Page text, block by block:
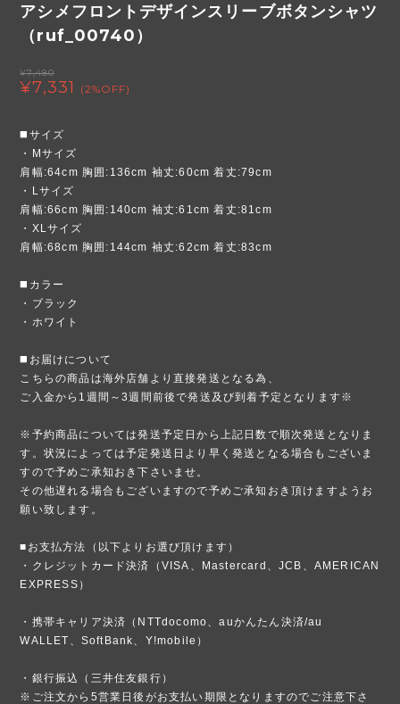
アシメフロントデザインスリーブボタンシャツ
（ruf_00740）
¥7,480
¥7,331 (2%OFF)
◼️サイズ
・Mサイズ
肩幅:64cm 胸囲:136cm 袖丈:60cm 着丈:79cm
・Lサイズ
肩幅:66cm 胸囲:140cm 袖丈:61cm 着丈:81cm
・XLサイズ
肩幅:68cm 胸囲:144cm 袖丈:62cm 着丈:83cm
◼️カラー
・ブラック
・ホワイト
◼️お届けについて
こちらの商品は海外店舗より直接発送となる為、
ご入金から1週間～3週間前後で発送及び到着予定となります※
※予約商品については発送予定日から上記日数で順次発送となりま
す。状況によっては予定発送日より早く発送となる場合もございま
すので予めご承知おき下さいませ。
その他遅れる場合もございますので予めご承知おき頂けますようお
願い致します。
■お支払方法（以下よりお選び頂けます）
・クレジットカード決済（VISA、Mastercard、JCB、AMERICAN
EXPRESS）
・携帯キャリア決済（NTTdocomo、auかんたん決済/au
WALLET、SoftBank、Y!mobile）
・銀行振込（三井住友銀行）
※ご注文から5営業日後がお支払い期限となりますのでご注意下さ